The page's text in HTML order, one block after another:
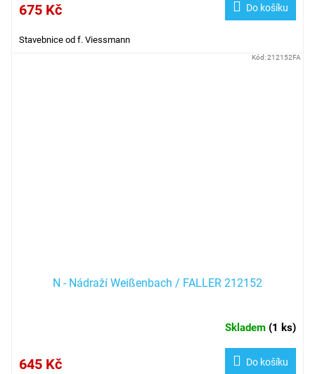
675 Kč Do košíku
Stavebnice od f. Viessmann
N - Nádraží Weißenbach / FALLER 212152
Skladem (1 ks)
645 Kč Do košíku
Kód:212152FA